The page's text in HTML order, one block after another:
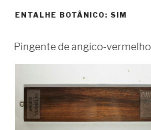
ENTALHE BOTÂNICO: SIM
Pingente de angico-vermelho